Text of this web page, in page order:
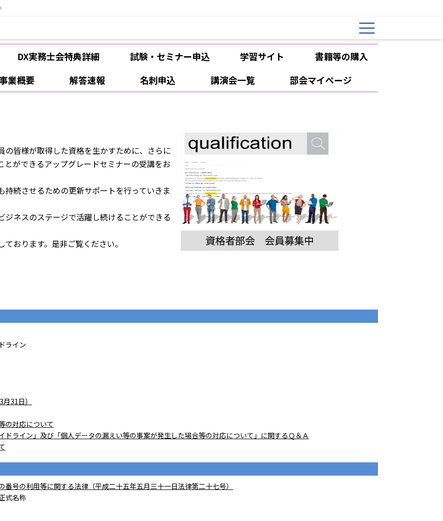
DX実務士会特典詳細 試験・セミナー申込 学習サイト
書籍等の購入
業概要 解答速報 名刺申込 講演会一覧
部会マイページ
皆様が取得した資格を生かすために、さらに
ができるアップグレードセミナーの受講をお
続させるための更新サポートを行っていきま
ネスのステージで活躍し続けることができる
おります。是非ご覧ください。
ライン
31日）
の対応について
ドライン」及び「個人データの漏えい等の事案が発生した場合等の対応について」に関するＱ＆Ａ
号の利用等に関する法律（平成二十五年五月三十一日法律第二十七号）
式名称